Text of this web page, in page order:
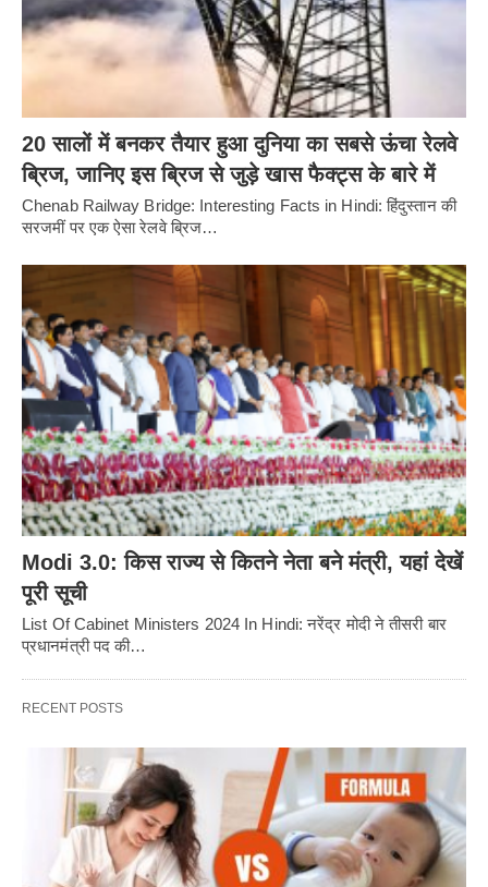
20 सालों में बनकर तैयार हुआ दुनिया का सबसे ऊंचा रेलवे
ब्रिज, जानिए इस ब्रिज से जुड़े खास फैक्ट्स के बारे में
Chenab Railway Bridge: Interesting Facts in Hindi: हिंदुस्तान की
सरजमीं पर एक ऐसा रेलवे ब्रिज…
Modi 3.0: किस राज्य से कितने नेता बने मंत्री, यहां देखें
पूरी सूची
List Of Cabinet Ministers 2024 In Hindi: नरेंद्र मोदी ने तीसरी बार
प्रधानमंत्री पद की…
RECENT POSTS